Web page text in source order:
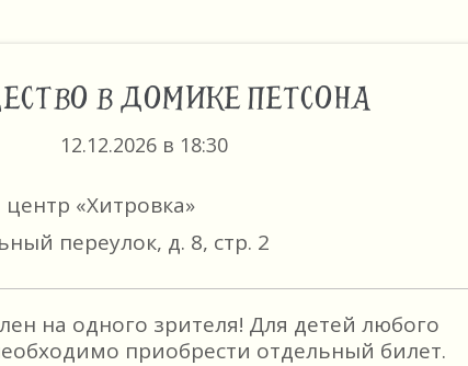
В ДОМИКЕ ПЕТСОНА
12.12.2026 в 18:30
«Хитровка»
переулок, д. 8, стр. 2
на одного зрителя! Для детей любого
приобрести отдельный билет.